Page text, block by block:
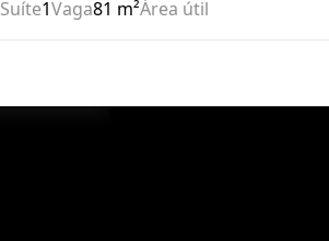
Suíte1Vaga81 m²Área útil